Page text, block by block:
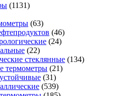
11311131
6363
товара
4646
2424
2222
товара
стеклянные 134134
термометры 2121
3131
товар
539539